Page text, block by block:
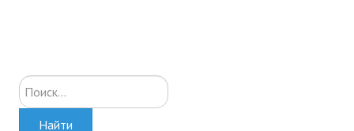
Искать...
Найти